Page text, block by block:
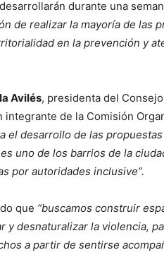
durante una
de realizar la mayoría de las
en la prevención y
Avilés, presidenta del
integrante de la Comisión
el desarrollo de las
uno de los barrios de la
por autoridades inclusive”.
que “buscamos construir
y desnaturalizar la violencia,
a partir de sentirse